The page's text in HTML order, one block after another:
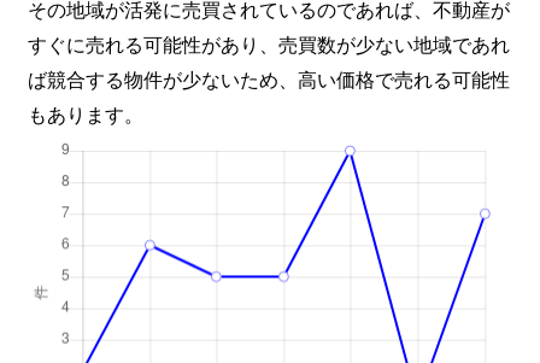
その地域が活発に売買されているのであれば、不動産が
すぐに売れる可能性があり、売買数が少ない地域であれ
ば競合する物件が少ないため、高い価格で売れる可能性
もあります。